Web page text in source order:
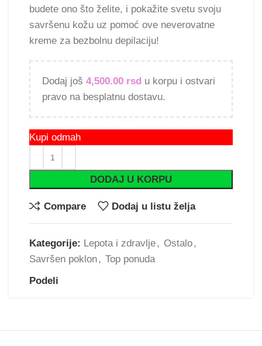
budete ono što želite, i pokažite svetu svoju
savršenu kožu uz pomoć ove neverovatne
kreme za bezbolnu depilaciju!
Dodaj još 4,500.00 rsd u korpu i ostvari
pravo na besplatnu dostavu.
DODAJ U KORPU
Kupi odmah
Compare Dodaj u listu želja
Kategorije: Lepota i zdravlje, Ostalo,
Savršen poklon, Top ponuda
Podeli